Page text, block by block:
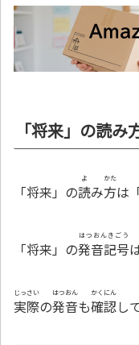
「将来」の読み
「将来」の読
よ
み方
かた
は
「将来」の発音記号
はつおんきごう
実際
じっさい
の発音
はつおん
も確認
かくにん
し